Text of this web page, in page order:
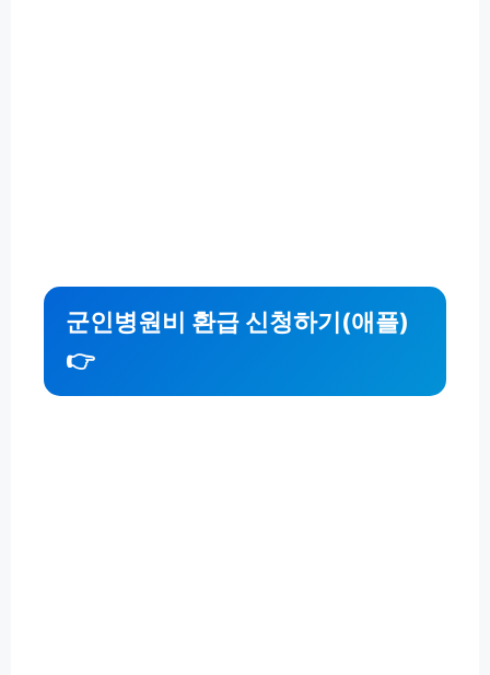
군인병원비 환급 신청하기(애플)
👉